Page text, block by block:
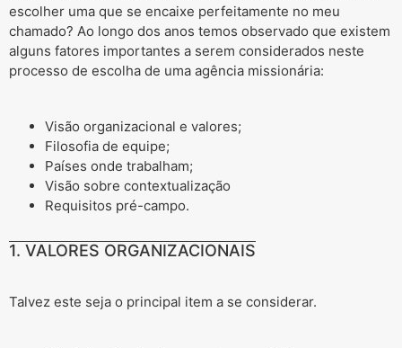
escolher uma que se encaixe perfeitamente no meu
chamado? Ao longo dos anos temos observado que existem
alguns fatores importantes a serem considerados neste
processo de escolha de uma agência missionária:
Visão organizacional e valores;
Filosofia de equipe;
Países onde trabalham;
Visão sobre contextualização
Requisitos pré-campo.
1. VALORES ORGANIZACIONAIS
Talvez este seja o principal item a se considerar.